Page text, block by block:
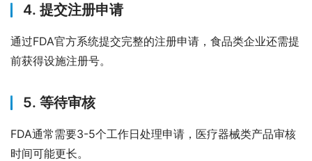
4. 提交注册申请
通过FDA官方系统提交完整的注册申请，食品类企业还需提
前获得设施注册号。
5. 等待审核
FDA通常需要3-5个工作日处理申请，医疗器械类产品审核
时间可能更长。